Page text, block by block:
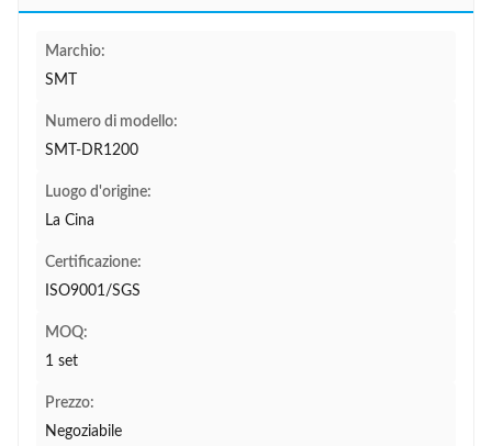
Marchio:
SMT
Numero di modello:
SMT-DR1200
Luogo d'origine:
La Cina
Certificazione:
ISO9001/SGS
MOQ:
1 set
Prezzo:
Negoziabile